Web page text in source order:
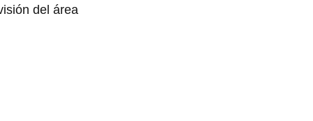
del área